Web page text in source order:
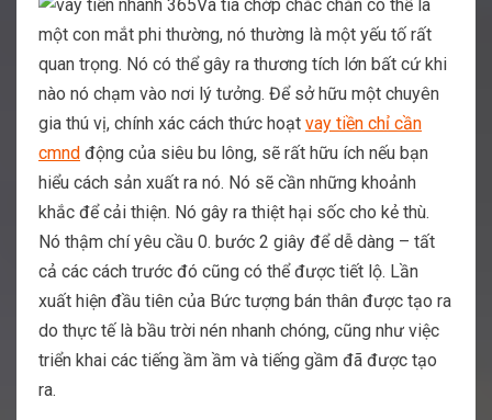
Và tia chớp chắc chắn có thể là
một con mắt phi thường, nó thường là một yếu tố rất
quan trọng. Nó có thể gây ra thương tích lớn bất cứ khi
nào nó chạm vào nơi lý tưởng. Để sở hữu một chuyên
gia thú vị, chính xác cách thức hoạt vay tiền chỉ cần
cmnd động của siêu bu lông, sẽ rất hữu ích nếu bạn
hiểu cách sản xuất ra nó. Nó sẽ cần những khoảnh
khắc để cải thiện. Nó gây ra thiệt hại sốc cho kẻ thù.
Nó thậm chí yêu cầu 0. bước 2 giây để dễ dàng – tất
cả các cách trước đó cũng có thể được tiết lộ. Lần
xuất hiện đầu tiên của Bức tượng bán thân được tạo ra
do thực tế là bầu trời nén nhanh chóng, cũng như việc
triển khai các tiếng ầm ầm và tiếng gầm đã được tạo
ra.